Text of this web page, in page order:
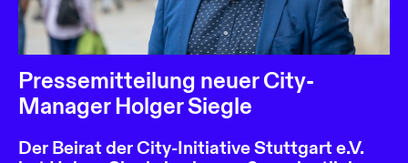
Pressemitteilung neuer City-
Manager Holger Siegle
Der Beirat der City-Initiative Stuttgart e.V.